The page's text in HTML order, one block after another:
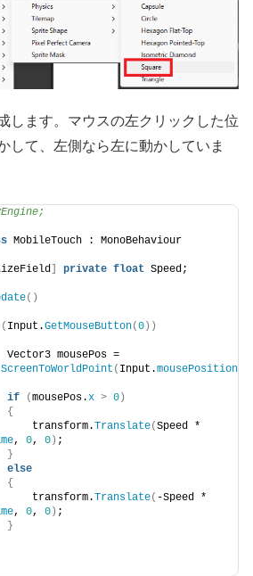
します。マウスの左クリックした位
して、左側なら左に動かしていま
MobileTouch : MonoBehaviour
] private float Speed;
()
( Input.GetMouseButton(0))
Vector3 mousePos =
ScreenToWorldPoint ( Input.mousePosition
if (mousePos.x > 0)
{
transform.
Translate(Speed *
, 0, 0) ;
}
else
{
transform.
Translate( -Speed *
, 0, 0) ;
}